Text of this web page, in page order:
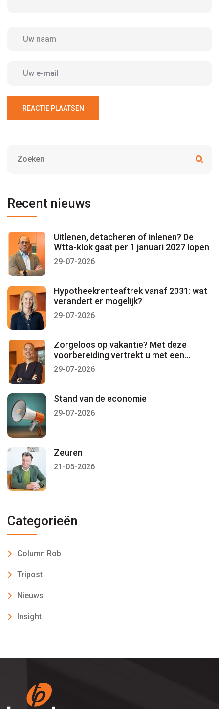
REACTIE PLAATSEN
Recent nieuws
Uitlenen, detacheren of inlenen? De
Wtta-klok gaat per 1 januari 2027 lopen
29-07-2026
Hypotheekrenteaftrek vanaf 2031: wat
verandert er mogelijk?
29-07-2026
Zorgeloos op vakantie? Met deze
voorbereiding vertrekt u met een
gerust gevoel
29-07-2026
Stand van de economie
29-07-2026
Zeuren
21-05-2026
Categorieën
Column Rob
Tripost
Nieuws
Insight